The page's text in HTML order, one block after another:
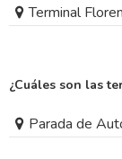
Terminal
¿Cuáles son las
Parada de